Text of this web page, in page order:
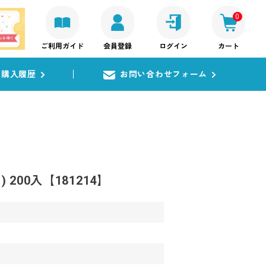
ご利用ガイド 会員登録 ログイン
0
カート
購入履歴 お問い合わせフォーム
200入【181214】